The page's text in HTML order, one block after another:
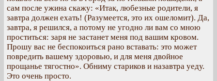
сам после ужина скажу: «Итак, любезные родители, я
завтра должен ехать! (Разумеется, это их ошеломит). Да,
завтра, я решился, а потому не угодно ли вам со мною
проститься: заря не застанет меня под вашим кровом.
Прошу вас не беспокоиться рано вставать: это может
повредить вашему здоровью, и для меня двойное
прощанье тягостно». Обниму стариков и назавтра уеду.
Это очень просто.